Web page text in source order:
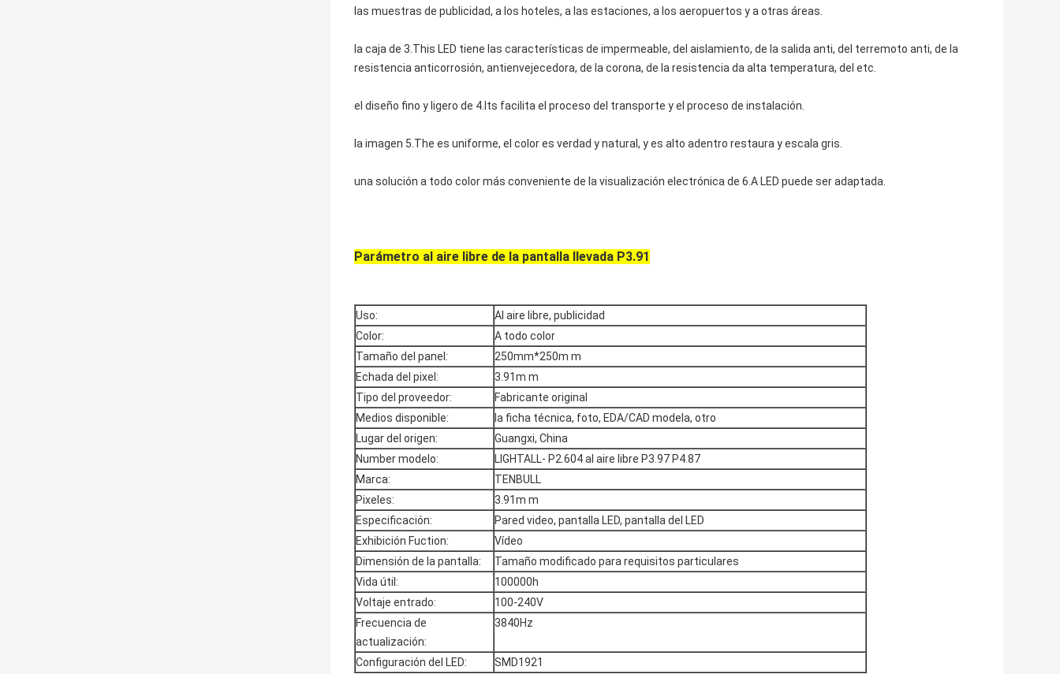
las muestras de publicidad, a los hoteles, a las estaciones, a los aeropuertos y a otras áreas.
la caja de 3.This LED tiene las características de impermeable, del aislamiento, de la salida anti, del terremoto anti, de la
resistencia anticorrosión, antienvejecedora, de la corona, de la resistencia da alta temperatura, del etc.
el diseño fino y ligero de 4.Its facilita el proceso del transporte y el proceso de instalación.
la imagen 5.The es uniforme, el color es verdad y natural, y es alto adentro restaura y escala gris.
una solución a todo color más conveniente de la visualización electrónica de 6.A LED puede ser adaptada.
Parámetro al aire libre de la pantalla llevada P3.91
Uso:
Al aire libre, publicidad
Color:
A todo color
Tamaño del panel:
250mm*250m m
Echada del pixel:
3.91m m
Tipo del proveedor:
Fabricante original
Medios disponible:
la ficha técnica, foto, EDA/CAD modela, otro
Lugar del origen:
Guangxi, China
Number modelo:
LIGHTALL- P2.604 al aire libre P3.97 P4.87
Marca:
TENBULL
Pixeles:
3.91m m
Especificación:
Pared video, pantalla LED, pantalla del LED
Exhibición Fuction:
Vídeo
Dimensión de la pantalla:
Tamaño modificado para requisitos particulares
Vida útil:
100000h
Voltaje entrado:
100-240V
Frecuencia de
actualización:
3840Hz
Configuración del LED: SMD1921